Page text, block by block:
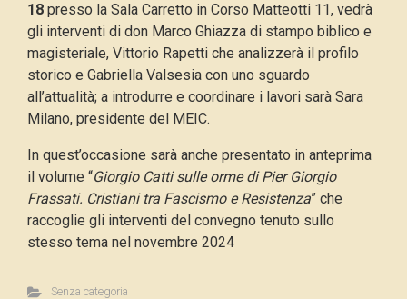
18 presso la Sala Carretto in Corso Matteotti 11, vedrà
gli interventi di don Marco Ghiazza di stampo biblico e
magisteriale, Vittorio Rapetti che analizzerà il profilo
storico e Gabriella Valsesia con uno sguardo
all’attualità; a introdurre e coordinare i lavori sarà Sara
Milano, presidente del MEIC.
In quest’occasione sarà anche presentato in anteprima
il volume “Giorgio Catti sulle orme di Pier Giorgio
Frassati. Cristiani tra Fascismo e Resistenza” che
raccoglie gli interventi del convegno tenuto sullo
stesso tema nel novembre 2024
Senza categoria